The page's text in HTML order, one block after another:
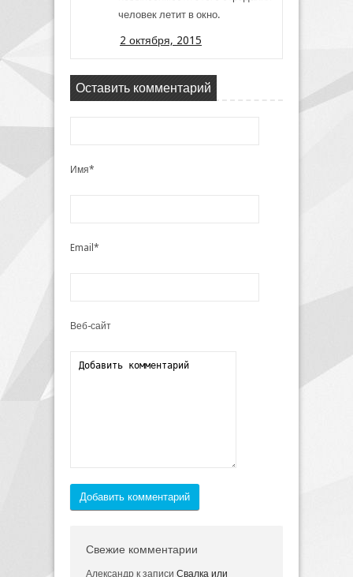
человек летит в окно.
2 октября, 2015
Оставить комментарий
Имя*
Email*
Веб-сайт
Добавить комментарий
Свежие комментарии
Александр к записи Свалка или